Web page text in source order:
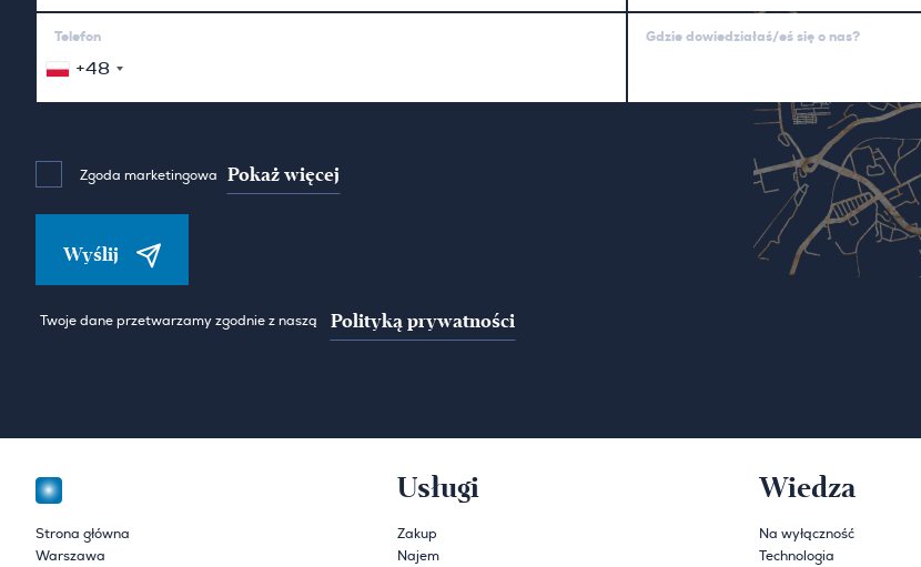
Telefon
+48
Gdzie dowiedziałaś/eś się o nas?
Zgoda marketingowa Pokaż więcej
Wyślij
Twoje dane przetwarzamy zgodnie z naszą Polityką prywatności
Strona główna
Warszawa
Usługi
Zakup
Najem
Wiedza
Na wyłączność
Technologia